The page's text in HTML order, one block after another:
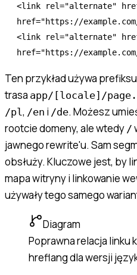
<link rel="alternate"
href="https://
<link rel="alternate"
href="https://
Ten przykład używa
trasa app/[locale]/
/pl , /en i /de. Możesz
rootcie domeny, ale wtedy /
jawnego rewrite'u. Sam
obsłuży. Kluczowe jest, by
mapa witryny i linkowanie
używały tego samego
Diagram
Poprawna relacja linku
hreflang dla wersji